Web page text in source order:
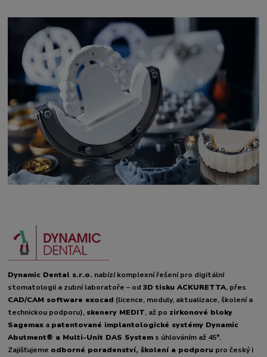
Dynamic Dental s.r.o. nabízí komplexní řešení pro digitální
stomatologii a zubní laboratoře – od3D tisku ACKURETTA, přes
CAD/CAM software exocad (licence, moduly, aktualizace, školení a
technickou podporu), skenery MEDIT, až po zirkonové bloky
Sagemax a patentované implantologické systémy Dynamic
Abutment® a Multi-Unit DAS System s úhlováním až 45°.
Zajišťujeme odborné poradenství, školení a podporu pro český i